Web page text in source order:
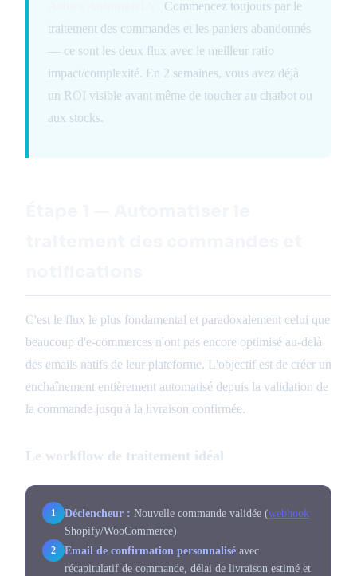
Commencez toujours par le
traitement des commandes et les paniers abandonnés
— ce sont les deux flux avec le meilleur ratio
impact/complexité. En 2 semaines, vous avez déjà
un ROI visible avant même de toucher au chatbot ou
aux stocks.
C'est le flux le plus fondamental et paradoxalement celui que
beaucoup d'e-commerces n'ont pas encore optimisé au-delà
des emails natifs de leur plateforme. L'objectif est de créer un
enchaînement entièrement automatisé depuis la validation de
la commande jusqu'à la livraison confirmée.
Le workflow de traitement idéal
1 Déclencheur : Nouvelle commande validée (webhook
Shopify/WooCommerce)
2 Email de confirmation personnalisé avec
récapitulatif de commande, délai de livraison estimé et